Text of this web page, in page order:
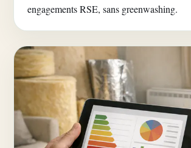
engagements RSE, sans greenwashing.